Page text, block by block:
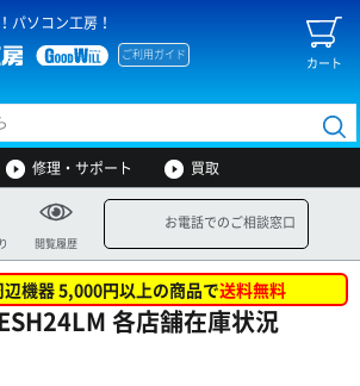
パソコン工房！
カート
ご利用ガイド
修理・サポート 買取
閲覧履歴
お電話でのご相談窓口
辺機器 5,000円以上の商品で送料無料
各店舗在庫状況